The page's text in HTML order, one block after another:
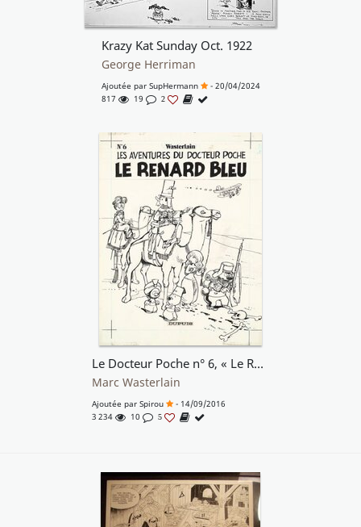
Krazy Kat Sunday Oct. 1922
George Herriman
Ajoutée par SupHermann
- 20/04/2024
817
19 2
Le Docteur Poche n° 6, « Le Renard bleu », 1984.
Marc Wasterlain
Ajoutée par Spirou
- 14/09/2016
3 234
10 5